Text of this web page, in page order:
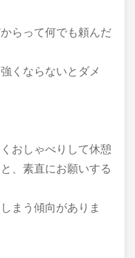
らって何でも頼んだ
くならないとダメ
おしゃべりして休憩
、素直にお願いする
まう傾向がありま